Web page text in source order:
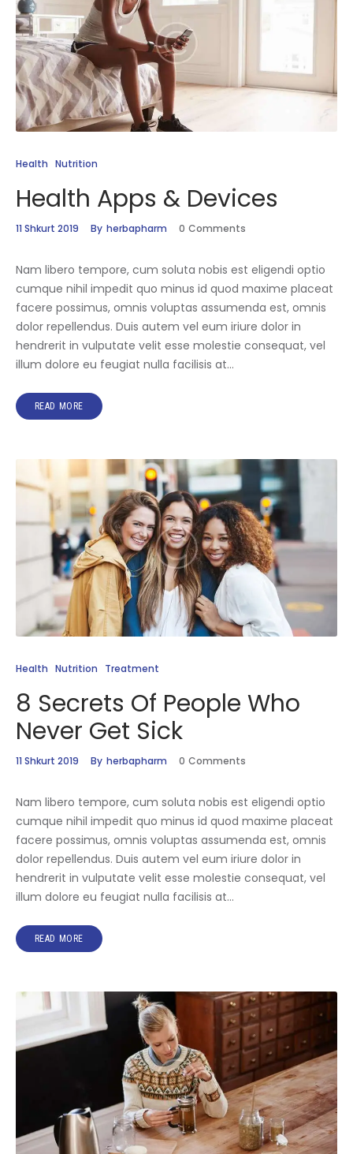
Health Nutrition
Health Apps & Devices
11 Shkurt 2019 By herbapharm 0 Comments
Nam libero tempore, cum soluta nobis est eligendi optio
cumque nihil impedit quo minus id quod maxime placeat
facere possimus, omnis voluptas assumenda est, omnis
dolor repellendus. Duis autem vel eum iriure dolor in
hendrerit in vulputate velit esse molestie consequat, vel
illum dolore eu feugiat nulla facilisis at…
READ MORE
Health Nutrition Treatment
8 Secrets Of People Who
Never Get Sick
11 Shkurt 2019 By herbapharm 0 Comments
Nam libero tempore, cum soluta nobis est eligendi optio
cumque nihil impedit quo minus id quod maxime placeat
facere possimus, omnis voluptas assumenda est, omnis
dolor repellendus. Duis autem vel eum iriure dolor in
hendrerit in vulputate velit esse molestie consequat, vel
illum dolore eu feugiat nulla facilisis at…
READ MORE